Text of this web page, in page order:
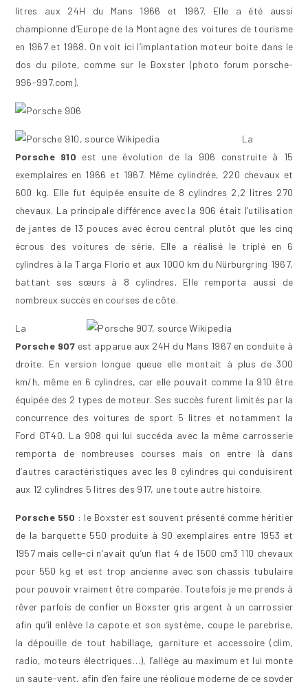
litres aux 24H du Mans 1966 et 1967. Elle a été aussi
championne d’Europe de la Montagne des voitures de tourisme
en 1967 et 1968. On voit ici l’implantation moteur boite dans le
dos du pilote, comme sur le Boxster (photo forum porsche-
996-997.com).
La
Porsche 910 est une évolution de la 906 construite à 15
exemplaires en 1966 et 1967. Même cylindrée, 220 chevaux et
600 kg. Elle fut équipée ensuite de 8 cylindres 2,2 litres 270
chevaux. La principale différence avec la 906 était l’utilisation
de jantes de 13 pouces avec écrou central plutôt que les cinq
écrous des voitures de série. Elle a réalisé le triplé en 6
cylindres à la Targa Florio et aux 1000 km du Nürburgring 1967,
battant ses sœurs à 8 cylindres. Elle remporta aussi de
nombreux succès en courses de côte.
La
Porsche 907est apparue aux 24H du Mans 1967 en conduite à
droite. En version longue queue elle montait à plus de 300
km/h, même en 6 cylindres, car elle pouvait comme la 910 être
équipée des 2 types de moteur. Ses succès furent limités par la
concurrence des voitures de sport 5 litres et notamment la
Ford GT40. La 908 qui lui succéda avec la même carrosserie
remporta de nombreuses courses mais on entre là dans
d’autres caractéristiques avec les 8 cylindres qui conduisirent
aux 12 cylindres 5 litres des 917, une toute autre histoire.
Porsche 550 : le Boxster est souvent présenté comme héritier
de la barquette 550 produite à 90 exemplaires entre 1953 et
1957 mais celle-ci n’avait qu’un flat 4 de 1500 cm3 110 chevaux
pour 550 kg et est trop ancienne avec son chassis tubulaire
pour pouvoir vraiment être comparée. Toutefois je me prends à
rêver parfois de confier un Boxster gris argent à un carrossier
afin qu’il enlève la capote et son système, coupe le parebrise,
la dépouille de tout habillage, garniture et accessoire (clim,
radio, moteurs électriques…), l’allège au maximum et lui monte
un saute-vent, afin d’en faire une réplique moderne de ce spyder